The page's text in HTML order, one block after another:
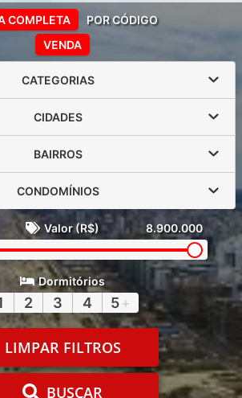
VENDA
COMPLETA POR CÓDIGO
CATEGORIAS
CIDADES
BAIRROS
CONDOMÍNIOS
Valor (R$) 8.900.000
Dormitórios
2 3 4 5 +
LIMPAR FILTROS
BUSCAR